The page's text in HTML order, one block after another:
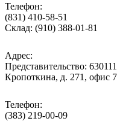
Телефон:
(831) 410-58-51
Склад: (910) 388-01-81
Адрес:
Представительство:
Кропоткина, д. 271, офис
Телефон:
(383) 219-00-09